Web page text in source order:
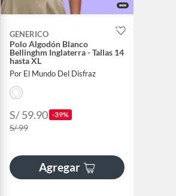
GENERICO
Polo Algodón Blanco
Bellinghm Inglaterra - Tallas 14
hasta XL
Por El Mundo Del Disfraz
S/ 59.90 -39%
S/ 99
Agregar